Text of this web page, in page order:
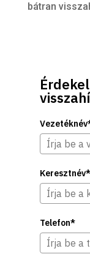
bátran
Keresztnév*
Telefon*